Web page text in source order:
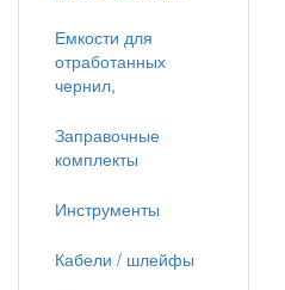
Емкости для
отработанных
чернил,
Заправочные
комплекты
Инструменты
Кабели / шлейфы